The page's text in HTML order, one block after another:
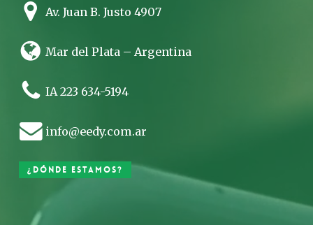
Av. Juan B. Justo 4907
Mar del Plata – Argentina
IA 223 634-5194
info@eedy.com.ar
¿Dónde estamos?